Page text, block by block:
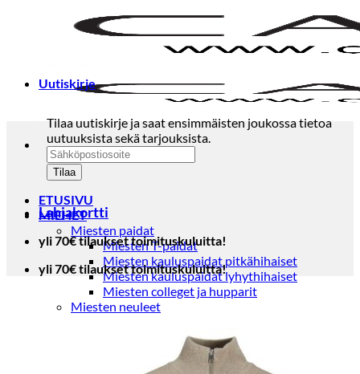
ETUSIVU
MIEHET
Miesten paidat
Miesten T-paidat
Miesten kauluspaidat pitkähihaiset
Miesten kauluspaidat lyhythihaiset
Miesten colleget ja hupparit
Miesten neuleet
Miesten neuletakit
Uutiskirje
Tilaa uutiskirje ja saat ensimmäisten joukossa tietoa
uutuuksista sekä tarjouksista.
Lahjakortti
yli 70€ tilaukset toimituskuluitta!
yli 70€ tilaukset toimituskuluitta!